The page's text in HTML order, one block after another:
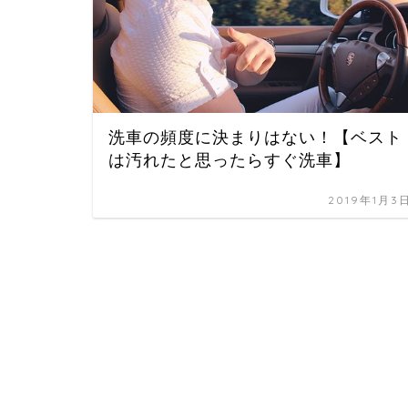
洗車の頻度に決まりはない！【ベスト
は汚れたと思ったらすぐ洗車】
2019年1月3